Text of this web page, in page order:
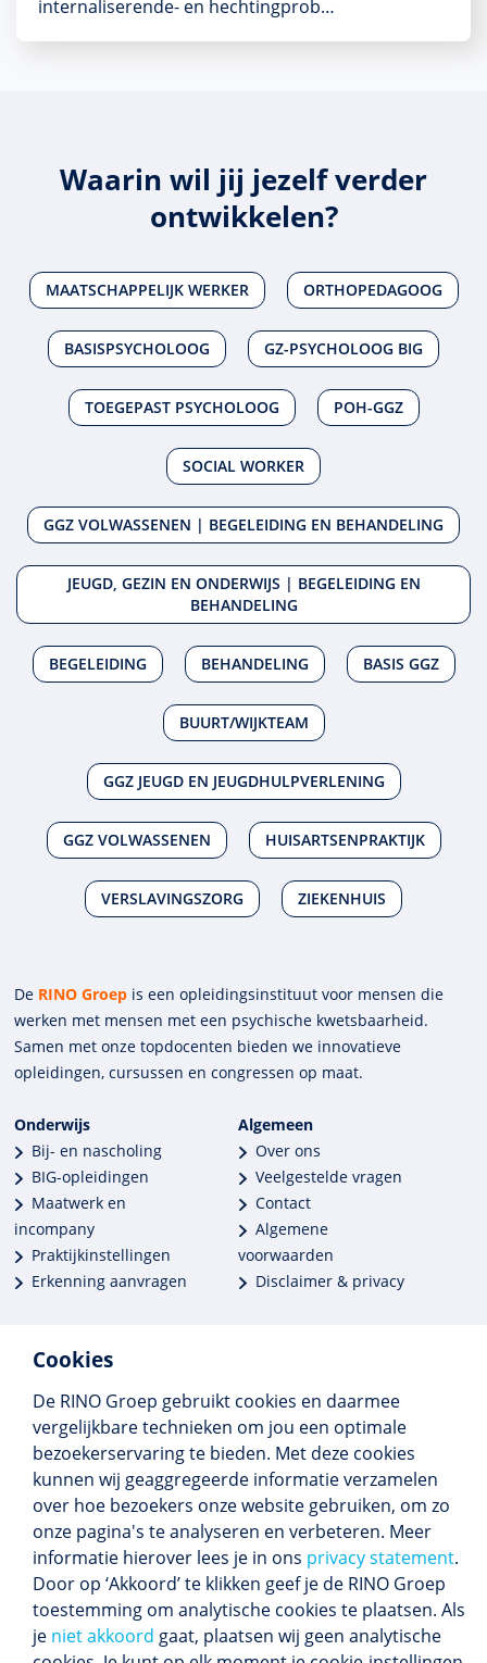
Cookies
De RINO Groep gebruikt cookies en daarmee
vergelijkbare technieken om jou een optimale
bezoekerservaring te bieden. Met deze cookies
kunnen wij geaggregeerde informatie verzamelen
over hoe bezoekers onze website gebruiken, om zo
onze pagina's te analyseren en verbeteren. Meer
informatie hierover lees je in ons privacy statement.
Door op ‘Akkoord’ te klikken geef je de RINO Groep
toestemming om analytische cookies te plaatsen. Als
je niet akkoord gaat, plaatsen wij geen analytische
internaliserende- en hechtingprob…
Waarin wil jij jezelf verder
ontwikkelen?
MAATSCHAPPELIJK WERKER ORTHOPEDAGOOG
BASISPSYCHOLOOG GZ-PSYCHOLOOG BIG
TOEGEPAST PSYCHOLOOG POH-GGZ
SOCIAL WORKER
GGZ VOLWASSENEN | BEGELEIDING EN BEHANDELING
JEUGD, GEZIN EN ONDERWIJS | BEGELEIDING EN
BEHANDELING
BEGELEIDING BEHANDELING BASIS GGZ
BUURT/WIJKTEAM
GGZ JEUGD EN JEUGDHULPVERLENING
GGZ VOLWASSENEN HUISARTSENPRAKTIJK
VERSLAVINGSZORG ZIEKENHUIS
De RINO Groep is een opleidings­insti­tuut voor mensen die
werken met mensen met een psychische kwets­baar­heid.
Samen met onze top­docenten bieden we innova­tieve
opleidingen, cursussen en congres­sen op maat.
Onderwijs
Bij- en nascholing
BIG-opleidingen
Maatwerk en
incompany
Praktijkinstellingen
Erkenning aanvragen
Algemeen
Over ons
Veelgestelde vragen
Contact
Algemene
voorwaarden
Disclaimer & privacy
Meer dan 250 opleidingen
Alle BIG-opleidingen in huis
Cedeo-erkend en CRKBO-geregistreerd
Gemiddelde beoordeling 8,4
Volg ons
Blijf op de hoogte van het (nieuwe) scholings­
aanbod en ons laatste nieuws.